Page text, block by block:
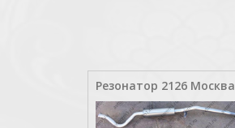
Резонатор 2126 Москва